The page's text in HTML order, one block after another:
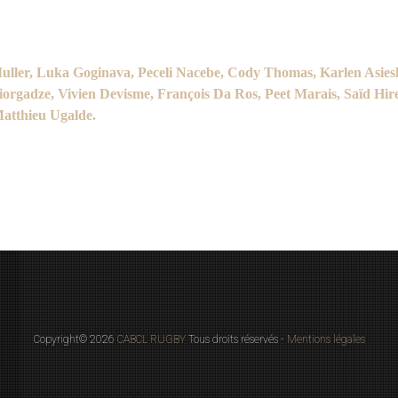
Luka Goginava, Peceli Nacebe, Cody Thomas, Karlen
Vivien Devisme, François Da Ros, Peet Marais, Saïd
Ugalde.
Copyright© 2026 CABCL RUGBYTous droits réservés - Mentions légales